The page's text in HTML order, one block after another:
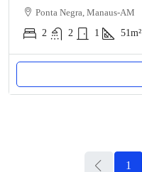
Ponta Negra, Manaus-AM
2
2 1 51m²
1